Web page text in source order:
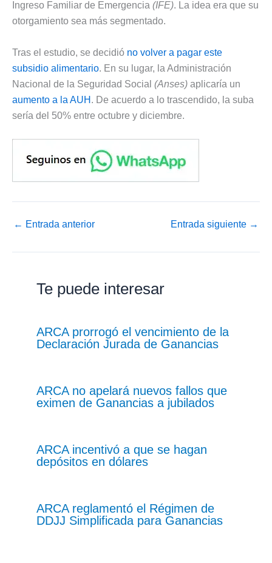
Ingreso Familiar de Emergencia (IFE). La idea era que su
otorgamiento sea más segmentado.
Tras el estudio, se decidió no volver a pagar este
subsidio alimentario. En su lugar, la Administración
Nacional de la Seguridad Social (Anses) aplicaría un
aumento a la AUH . De acuerdo a lo trascendido, la suba
sería del 50% entre octubre y diciembre.
← Entrada anterior Entrada siguiente →
Te puede interesar
ARCA prorrogó el vencimiento de la
Declaración Jurada de Ganancias
ARCA no apelará nuevos fallos que
eximen de Ganancias a jubilados
ARCA incentivó a que se hagan
depósitos en dólares
ARCA reglamentó el Régimen de
DDJJ Simplificada para Ganancias